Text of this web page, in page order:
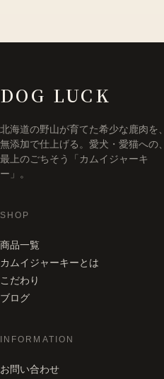
DOG LUCK
北海道の野山が育てた希少な鹿肉を、
無添加で仕上げる。愛犬・愛猫への、
最上のごちそう「カムイジャーキ
ー」。
SHOP
商品一覧
カムイジャーキーとは
こだわり
ブログ
INFORMATION
お問い合わせ